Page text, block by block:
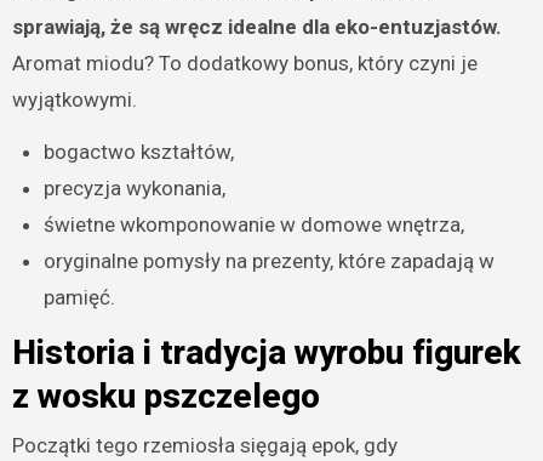
sprawiają, że są wręcz idealne dla eko-entuzjastów.
Aromat miodu? To dodatkowy bonus, który czyni je
wyjątkowymi.
bogactwo kształtów,
precyzja wykonania,
świetne wkomponowanie w domowe wnętrza,
oryginalne pomysły na prezenty, które zapadają w
pamięć.
Historia i tradycja wyrobu figurek
z wosku pszczelego
Początki tego rzemiosła sięgają epok, gdy